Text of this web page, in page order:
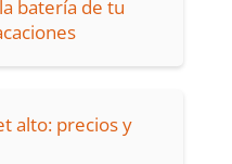
batería de tu
alto: precios y